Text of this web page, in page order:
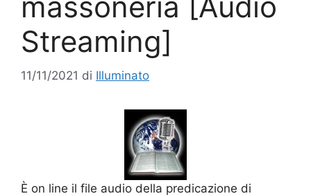
Streaming]
11/11/2021 di Illuminato
È on line il file audio della predicazione di